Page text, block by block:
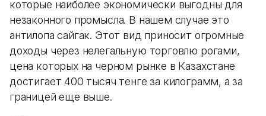
которые наиболее экономически выгодны для
незаконного промысла. В нашем случае это
антилопа сайгак. Этот вид приносит огромные
доходы через нелегальную торговлю рогами,
цена которых на черном рынке в Казахстане
достигает 400 тысяч тенге за килограмм, а за
границей еще выше.